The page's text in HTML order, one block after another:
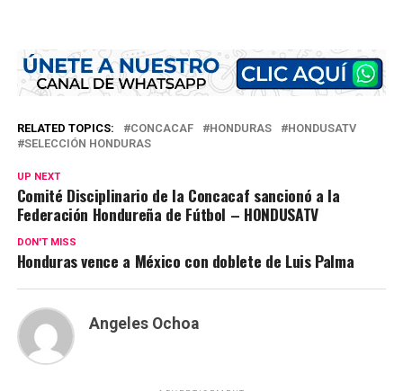
RELATED TOPICS: CONCACAF HONDURAS
HONDUSATV
SELECCIÓN HONDURAS
UP NEXT
Comité Disciplinario de la Concacaf sancionó a la
Federación Hondureña de Fútbol – HONDUSATV
DON'T MISS
Honduras vence a México con doblete de Luis Palma
Angeles Ochoa